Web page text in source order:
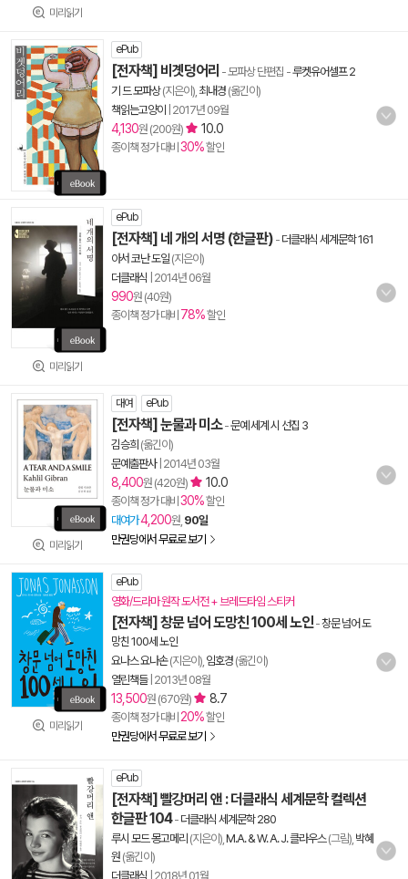
미리읽기
ePub
[전자책] 비곗덩어리 - 모파상 단편집 -루켓유어셀프 2
기 드 모파상(지은이), 최내경 (옮긴이)
책읽는고양이
2017년 09월
4,130원 (200원) 10.0
종이책 정가 대비 30%할인
미리읽기
ePub
[전자책] 네 개의 서명 (한글판) - 더클래식 세계문학 161
아서 코난 도일 (지은이)
더클래식 2014년 06월
990원 (40원)
종이책 정가 대비 78%할인
미리읽기
대여 ePub
[전자책] 눈물과 미소-문예 세계 시 선집 3
김승희 (옮긴이)
문예출판사| 2014년 03월
8,400원 (420원) 10.0
종이책 정가 대비 30%할인
대여가4,200원, 90일
만권당에서 무료로 보기
미리읽기
ePub
영화/드라마 원작 도서전 + 브레드타임 스티커
[전자책] 창문 넘어 도망친 100세 노인-창문 넘어 도
망친 100세 노인
요나스 요나손(지은이), 임호경 (옮긴이)
열린책들| 2013년 08월
13,500원 (670원) 8.7
종이책 정가 대비 20%할인
만권당에서 무료로 보기
ePub
[전자책] 빨강머리 앤 : 더클래식 세계문학 컬렉션
한글판 104- 더클래식 세계문학 280
루시 모드 몽고메리 (지은이), M.A. & W. A. J. 클라우스(그림), 박혜
원 (옮긴이)
더클래식 2018년 01월